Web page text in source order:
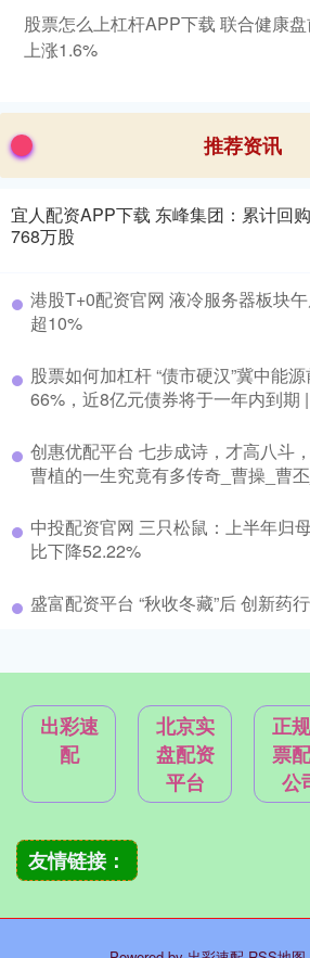
股票怎么上杠杆APP下载 联合健康
上涨1.6%
推荐资讯
宜人配资APP下载 东峰集团：累计回
768万股
港股T+0配资官网 液冷服务器板块
超10%
股票如何加杠杆 “债市硬汉”冀中能
66%，近8亿元债券将于一年内到期
创惠优配平台 七步成诗，才高八斗
曹植的一生究竟有多传奇_曹操_曹
中投配资官网 三只松鼠：上半年归
比下降52.22%
盛富配资平台 “秋收冬藏”后 创新药
出彩速
配
北京实
盘配资
平台
正
票
公
友情链接：